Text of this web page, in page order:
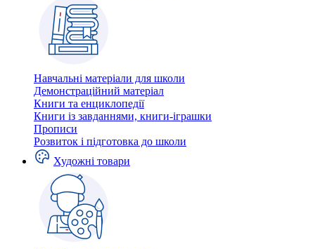
Навчальні матеріали для школи
Демонстраційний матеріал
Книги та енциклопедії
Книги із завданнями, книги-іграшки
Прописи
Розвиток і підготовка до школи
Художні товари